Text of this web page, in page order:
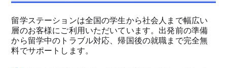
留学ステーションは全国の学生から社会人まで幅広い
層のお客様にご利用いただいています。出発前の準備
から留学中のトラブル対応、帰国後の就職まで完全無
料でサポートします。